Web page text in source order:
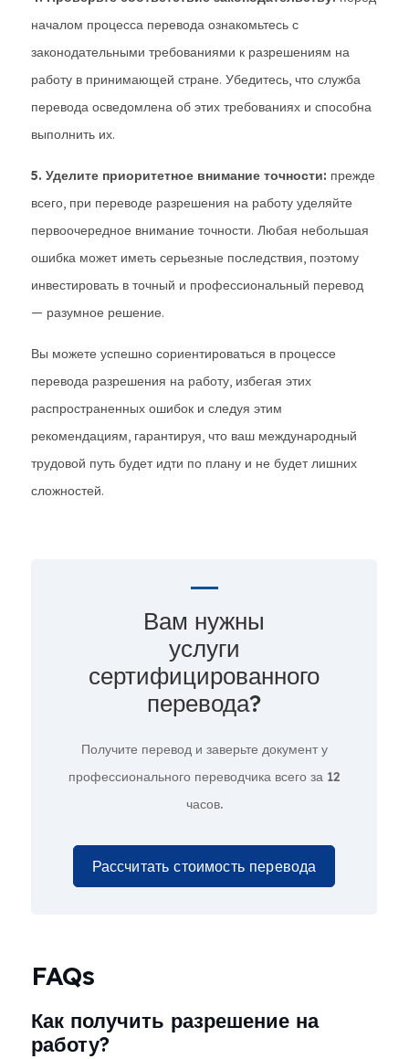
началом процесса перевода ознакомьтесь с
законодательными требованиями к разрешениям на
работу в принимающей стране. Убедитесь, что служба
перевода осведомлена об этих требованиях и способна
выполнить их.
5. Уделите приоритетное внимание точности: прежде
всего, при переводе разрешения на работу уделяйте
первоочередное внимание точности. Любая небольшая
ошибка может иметь серьезные последствия, поэтому
инвестировать в точный и профессиональный перевод
— разумное решение.
Вы можете успешно сориентироваться в процессе
перевода разрешения на работу, избегая этих
распространенных ошибок и следуя этим
рекомендациям, гарантируя, что ваш международный
трудовой путь будет идти по плану и не будет лишних
сложностей.
Вам нужны
услуги
сертифицированного
перевода?
Получите перевод и заверьте документ у
профессионального переводчика всего за 12
часов.
Рассчитать стоимость перевода
FAQs
Как получить разрешение на
работу?